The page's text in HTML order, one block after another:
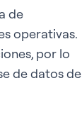
de
operativas.
por lo
de datos de